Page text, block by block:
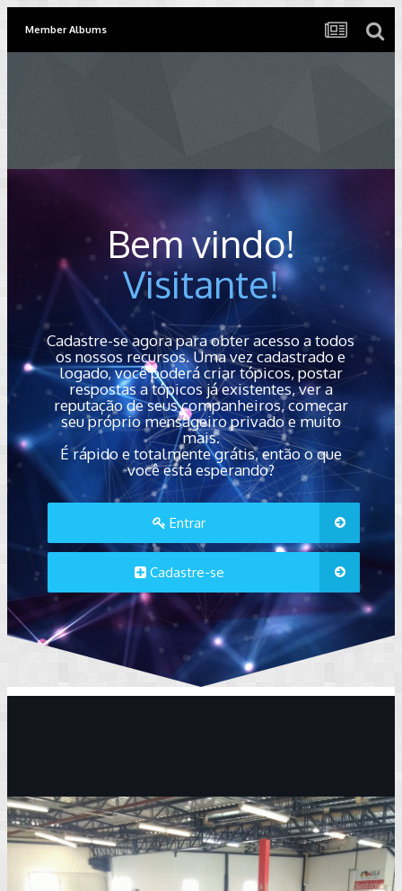
Member Albums
Bem vindo!
Visitante!
Cadastre-se agora para obter acesso a todos
os nossos recursos. Uma vez cadastrado e
logado, você poderá criar tópicos, postar
respostas a tópicos já existentes, ver a
reputação de seus companheiros, começar
seu próprio mensageiro privado e muito
mais.
É rápido e totalmente grátis, então o que
você está esperando?
Entrar
Cadastre-se